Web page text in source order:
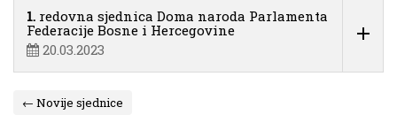
1. redovna sjednica Doma naroda Parlamenta
Federacije Bosne i Hercegovine
20.03.2023
← Novije sjednice